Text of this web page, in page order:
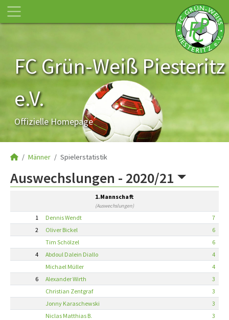
FC Grün-Weiß Piesteritz
e.V.
Offizielle Homepage
Männer Spielerstatistik
Auswechslungen - 2020/21
1.Mannschaft
(Auswechslungen)
1 Dennis Wendt
7
2
Oliver Bickel
6
Tim Schölzel
6
4
Abdoul Dalein Diallo
4
Michael Müller
4
6
Alexander Wirth
3
Christian Zentgraf
3
Jonny Karaschewski
3
Niclas Matthias B.
3